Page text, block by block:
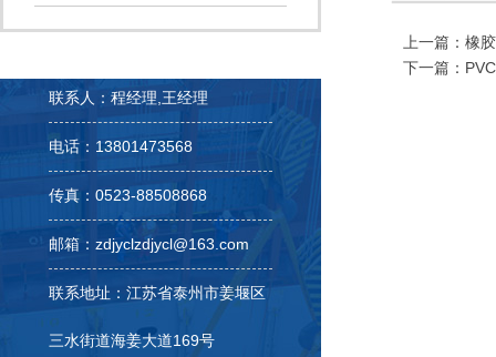
联系人：程经理,王经理
电话：13801473568
传真：0523-88508868
邮箱：zdjyclzdjycl@163.com
联系地址：江苏省泰州市姜堰区
三水街道海姜大道169号
上一篇： 橡
下一篇：